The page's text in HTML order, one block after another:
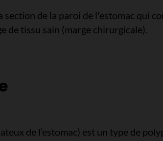
section de la paroi de l'estomac qui
de tissu sain (marge chirurgicale).
de l’estomac) est un type de